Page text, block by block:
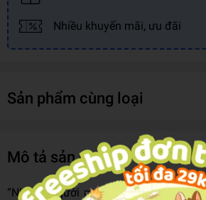
Nhiều khuyến mãi, ưu đãi
Sản phẩm cùng loại
Mô tả sản phẩm
“Những người mẹ luôn cảm thấy có